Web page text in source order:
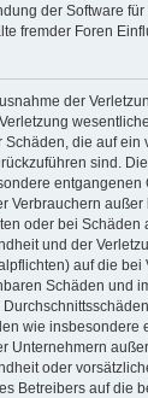
der Software
fremder Foren
der
die auf ein
sind.
entgangenen
Verbrauchern
oder bei Schäden
und der
auf die bei
Schäden und
wie insbesondere
Unternehmern
oder
Betreibers auf die